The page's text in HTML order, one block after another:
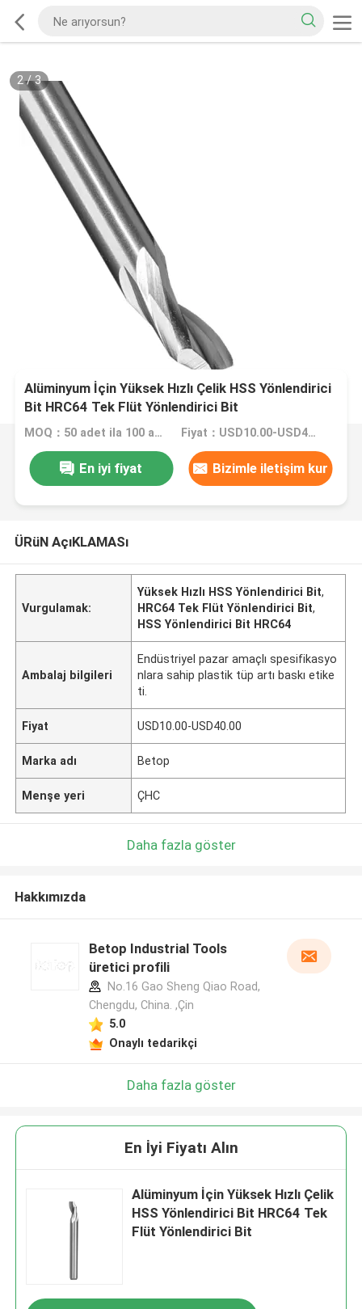
2/3
Alüminyum İçin Yüksek Hızlı Çelik HSS Yönlendirici
Bit HRC64 Tek Flüt Yönlendirici Bit
MOQ：50 adet ila 100 adet Fiyat：USD10.00-USD40.00
En iyi fiyat Bizimle iletişim kur
ÜRüN AçıKLAMASı
Vurgulamak:
Yüksek Hızlı HSS Yönlendirici Bit,
HRC64 Tek Flüt Yönlendirici Bit,
HSS Yönlendirici Bit HRC64
Ambalaj bilgileri
Endüstriyel pazar amaçlı spesifikasyo
nlara sahip plastik tüp artı baskı etike
ti.
Fiyat USD10.00-USD40.00
Marka adı Betop
Menşe yeri ÇHC
Daha fazla göster
Hakkımızda
Betop Industrial Tools
üretici profili
No.16 Gao Sheng Qiao Road,
Chengdu, China. ,Çin
5.0
Onaylı tedarikçi
Daha fazla göster
En İyi Fiyatı Alın
Alüminyum İçin Yüksek Hızlı Çelik
HSS Yönlendirici Bit HRC64 Tek
Flüt Yönlendirici Bit